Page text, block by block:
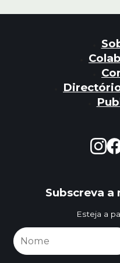
Subscreva a
Esteja a